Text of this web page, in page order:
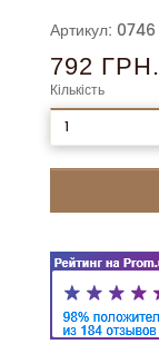
Артикул: 0746
792 ГРН.
Кількість